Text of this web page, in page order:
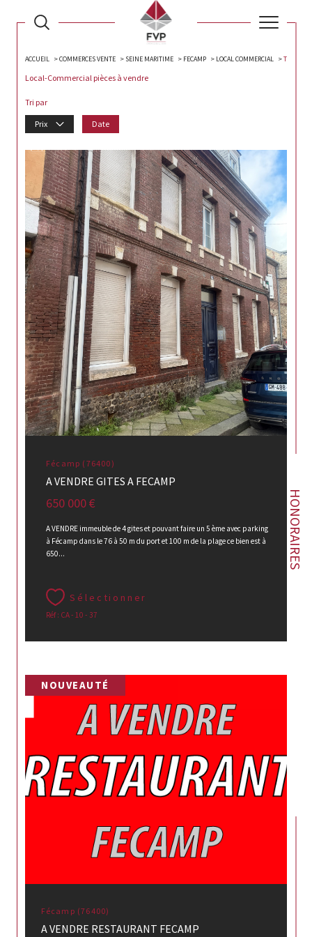
HONORAIRES
ACCUEIL COMMERCES VENTE SEINE MARITIME FECAMP LOCAL COMMERCIAL T
Local-Commercial pièces à vendre
Tri par
Prix Date
Fécamp (76400)
A VENDRE GITES A FECAMP
650 000 €
A VENDRE immeuble de 4 gites et pouvant faire un 5 ème avec parking
à Fécamp dans le 76 à 50 m du port et 100 m de la plage ce bien est à
650...
Sélectionner
Réf : CA - 10 - 37
Fécamp (76400)
A VENDRE RESTAURANT FECAMP
NOUVEAUTÉ